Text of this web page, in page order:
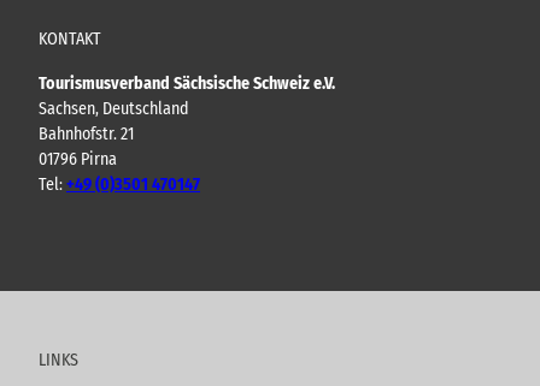
KONTAKT
Tourismusverband Sächsische Schweiz e.V.
Sachsen, Deutschland
Bahnhofstr. 21
01796 Pirna
Tel:+49 (0)3501 470147
u
b
c
s
o
LINKS